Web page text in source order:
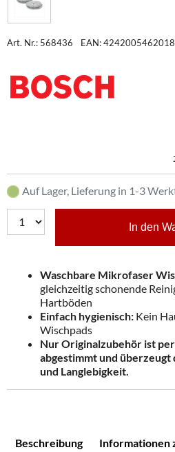
Art. Nr.: 568436 EAN: 4242005462018
Auf Lager, Lieferung in 1-3
In den
Waschbare Mikrofaser
gleichzeitig schonende
Hartböden
Einfach hygienisch: Kein
Wischpads
Nur Originalzubehör ist
abgestimmt und überzeugt
und Langlebigkeit.
Beschreibung Informationen